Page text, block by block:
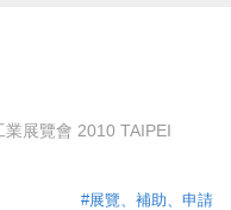
展覽會 2010 TAIPEI
#展覽、補助、申請